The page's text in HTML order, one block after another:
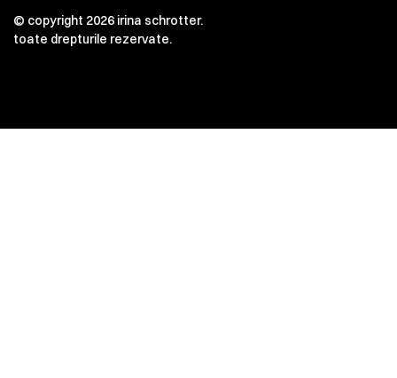
© copyright 2026 irina schrotter.
toate drepturile rezervate.